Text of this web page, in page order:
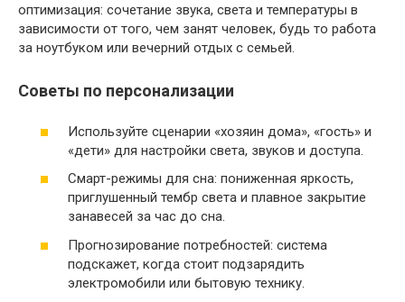
оптимизация: сочетание звука, света и температуры в
зависимости от того, чем занят человек, будь то работа
за ноутбуком или вечерний отдых с семьей.
Советы по персонализации
Используйте сценарии «хозяин дома», «гость» и
«дети» для настройки света, звуков и доступа.
Смарт-режимы для сна: пониженная яркость,
приглушенный тембр света и плавное закрытие
занавесей за час до сна.
Прогнозирование потребностей: система
подскажет, когда стоит подзарядить
электромобили или бытовую технику.